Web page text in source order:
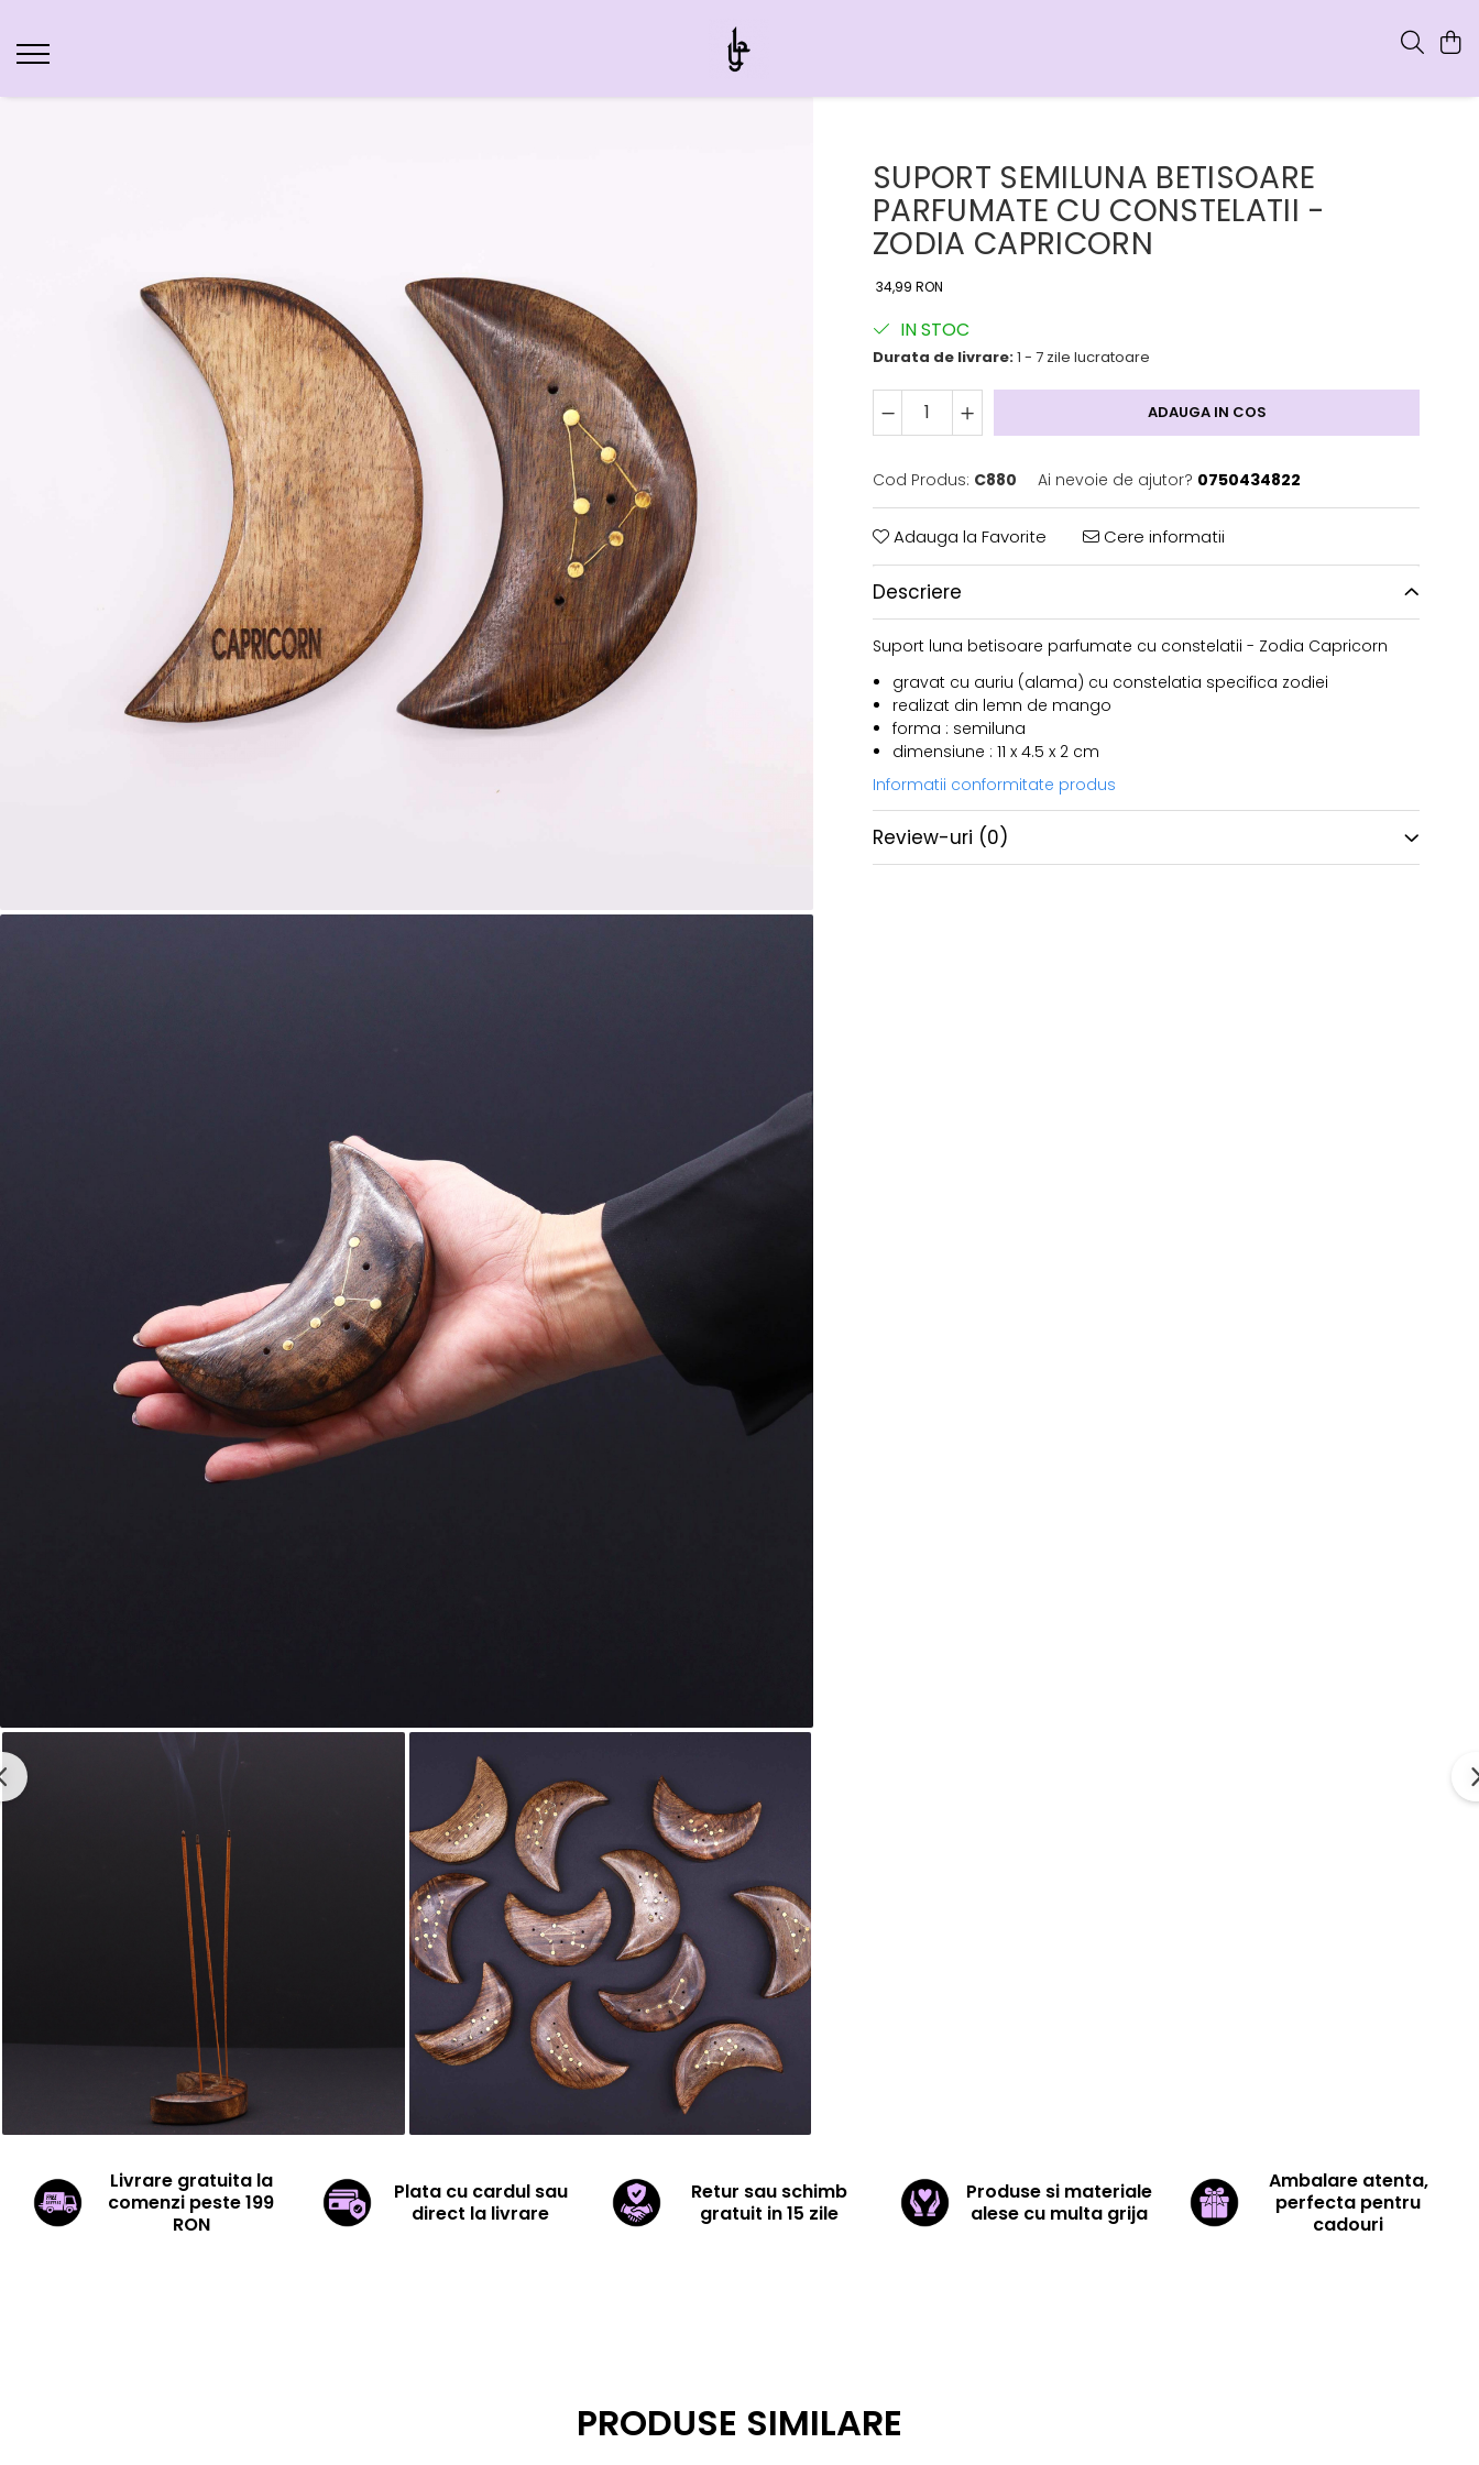
SUPORT SEMILUNA BETISOARE
PARFUMATE CU CONSTELATII -
ZODIA CAPRICORN
34,99 RON
IN STOC
Durata de livrare:1 - 7 zile lucratoare
ADAUGA IN COS
Cod Produs: C880 Ai nevoie de ajutor? 0750434822
Adauga la Favorite Cere informatii
Descriere
Suport luna betisoare parfumate cu constelatii - Zodia Capricorn
gravat cu auriu (alama) cu constelatia specifica zodiei
realizat din lemn de mango
forma : semiluna
dimensiune : 11 x 4.5 x 2 cm
Informatii conformitate produs
Review-uri (0)
Livrare gratuita la
comenzi peste 199
RON
Plata cu cardul sau
direct la livrare
Retur sau schimb
gratuit in 15 zile
Produse si materiale
alese cu multa grija
Ambalare atenta,
perfecta pentru
cadouri
PRODUSE SIMILARE